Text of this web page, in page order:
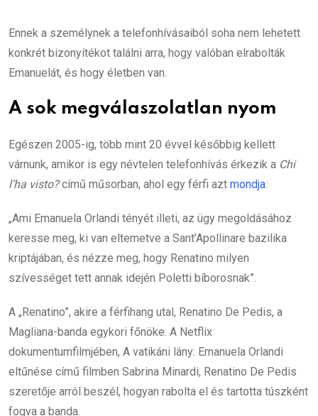
Ennek a személynek a telefonhívásaiból soha nem lehetett
konkrét bizonyítékot találni arra, hogy valóban elrabolták
Emanuelát, és hogy életben van.
A sok megválaszolatlan nyom
Egészen 2005-ig, több mint 20 évvel későbbig kellett
várnunk, amikor is egy névtelen telefonhívás érkezik a Chi
l’ha visto?című műsorban, ahol egy férfi azt mondja:
„Ami Emanuela Orlandi tényét illeti, az ügy megoldásához
keresse meg, ki van eltemetve a Sant’Apollinare bazilika
kriptájában, és nézze meg, hogy Renatino milyen
szívességet tett annak idején Poletti bíborosnak”.
A „Renatino”, akire a férfihang utal, Renatino De Pedis, a
Magliana-banda egykori főnöke. A Netflix
dokumentumfilmjében, A vatikáni lány: Emanuela Orlandi
eltűnése című filmben Sabrina Minardi, Renatino De Pedis
szeretője arról beszél, hogyan rabolta el és tartotta túszként
fogva a banda.